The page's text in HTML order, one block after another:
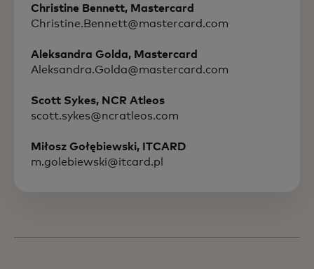
Christine Bennett, Mastercard
Christine.Bennett@mastercard.com
Aleksandra Golda, Mastercard
Aleksandra.Golda@mastercard.com
Scott Sykes, NCR Atleos
scott.sykes@ncratleos.com
Miłosz Gołębiewski, ITCARD
m.golebiewski@itcard.pl